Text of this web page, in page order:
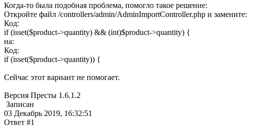
Когда-то была подобная проблема, помогло такое решение:
Откройте файл /controllers/admin/AdminImportController.php и замените:
Код:
if (isset($product->quantity) && (int)$product->quantity) {
на:
Код:
if (isset($product->quantity)) {
Сейчас этот вариант не помогает.
Версия Престы 1.6.1.2
Записан
03 Декабрь 2019, 16:32:51
Ответ #1